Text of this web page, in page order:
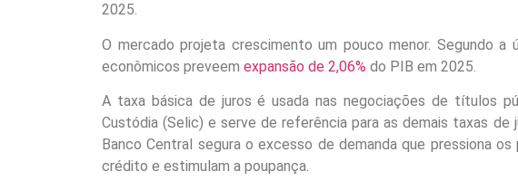
2025.
O mercado projeta crescimento um pouco menor. Segundo a
econômicos preveem expansão de 2,06% do PIB em 2025.
A taxa básica de juros é usada nas negociações de títulos
Custódia (Selic) e serve de referência para as demais taxas de
Banco Central segura o excesso de demanda que pressiona
crédito e estimulam a poupança.